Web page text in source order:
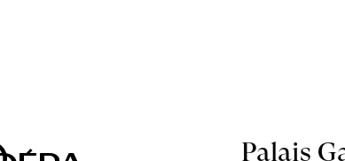
Palais